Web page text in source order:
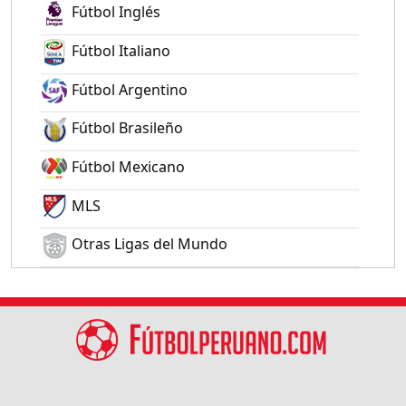
Fútbol Inglés
Fútbol Italiano
Fútbol Argentino
Fútbol Brasileño
Fútbol Mexicano
MLS
Otras Ligas del Mundo